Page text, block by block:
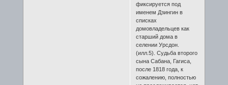
фиксируется под
именем Дзингин в
списках
домовладельцев как
старший дома в
селении Урсдон.
(илл.5). Судьба второго
сына Сабана, Гагиса,
после 1818 года, к
сожалению, полностью